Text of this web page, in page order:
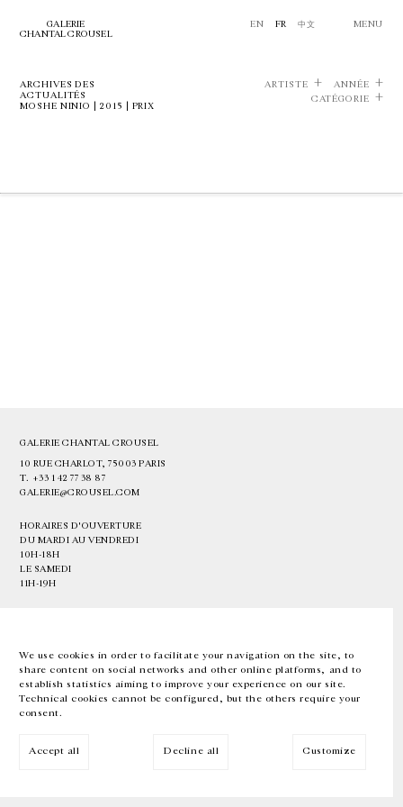
We use cookies in order to facilitate your navigation on the site, to
share content on social networks and other online platforms, and to
establish statistics aiming to improve your experience on our site.
Technical cookies cannot be configured, but the others require your
consent.
Accept all Decline all Customize
GALERIE
CHANTAL CROUSEL
EN FR 中文 MENU
ARCHIVES DES
ACTUALITÉS
MOSHE NINIO | 2015 | PRIX
ARTISTE
ANNÉE
CATÉGORIE
GALERIE CHANTAL CROUSEL
10 RUE CHARLOT, 75003 PARIS
T. +33 1 42 77 38 87
GALERIE@CROUSEL.COM
HORAIRES D'OUVERTURE
DU MARDI AU VENDREDI
10H-18H
LE SAMEDI
11H-19H
EN FR 中文 Facebook Instagram
Inscrivez-vous à notre newsletter